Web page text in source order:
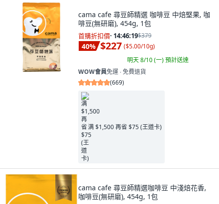
cama cafe 尋豆師精選 咖啡豆 中焙堅果, 咖
啡豆(無研磨), 454g, 1包
首購折扣價· 14:46:17$379
40% $227 ($5.00/10g)
明天 8/10 (一)預計送達
WOW會員免運 ∙ 免費退貨
(669)
满 $1,500 再省 $75 (王道卡)
cama cafe 尋豆師精選咖啡豆 中淺焙花香,
咖啡豆(無研磨), 454g, 1包